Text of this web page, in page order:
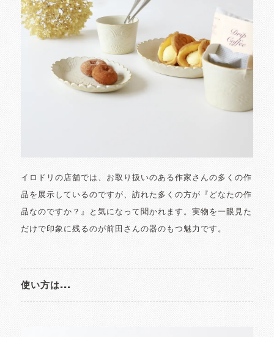
イロドリの店舗では、お取り扱いのある作家さんの多くの作
品を展示しているのですが、訪れた多くの方が『どなたの作
品なのですか？』と気になって聞かれます。実物を一眼見た
だけで印象に残るのが前田さんの器のもつ魅力です。
使い方は...